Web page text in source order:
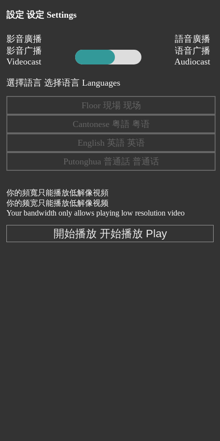
設定 设定 Settings
影音廣播
影音广播
Videocast
語音廣播
语音广播
Audiocast
選擇語言 选择语言 Languages
Floor 現場 现场
Cantonese 粤語 粤语
English 英語 英语
Putonghua 普通話 普通话
你的頻寬只能播放低解像視頻
你的频宽只能播放低解像视频
Your bandwidth only allows playing low resolution video
開始播放 开始播放 Play